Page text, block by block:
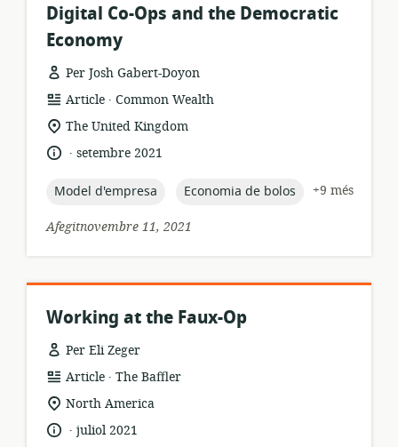
Digital Co-Ops and the Democratic
Economy
Per Josh Gabert-Doyon
format
dels
recursos:
Article .
publicador:
Common Wealth
ubicació
rellevant:
The United Kingdom
idioma:
.
data
publicació:
setembre 2021
topic:
Model d'empresa topic:
Economia de bolos
+9 més
Afegitnovembre 11, 2021
Working at the Faux-Op
Per Eli Zeger
format
dels
recursos:
Article .
publicador:
The Baffler
ubicació
rellevant:
North America
idioma:
.
datajuliol 2021